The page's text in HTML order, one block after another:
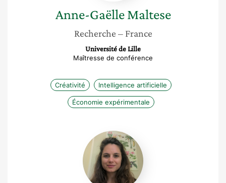
Anne-Gaëlle Maltese
Recherche – France
Université de Lille
Maîtresse de conférence
Créativité Intelligence artificielle
Économie expérimentale
Gabriela
Demarchi